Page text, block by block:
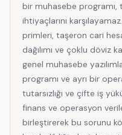
bir muhasebe
ihtiyaçlarını
primleri, taşeron cari
dağılımı ve çoklu döviz
genel muhasebe
programı ve ayrı bir
tutarsızlığı ve çifte iş
finans ve operasyon
birleştirerek bu sorunu